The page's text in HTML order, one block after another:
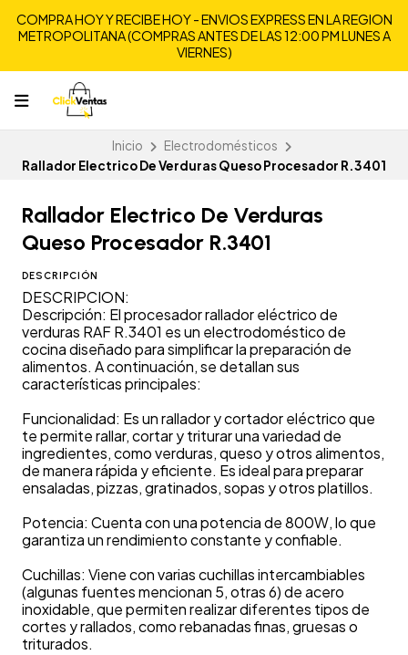
COMPRA HOY Y RECIBE HOY - ENVIOS EXPRESS EN LA REGION
METROPOLITANA (COMPRAS ANTES DE LAS 12:00 PM LUNES A
VIERNES)
Inicio
Electrodomésticos
Rallador Electrico De Verduras Queso Procesador R.3401
Rallador Electrico De Verduras
Queso Procesador R.3401
DESCRIPCIÓN
DESCRIPCION:
Descripción: El procesador rallador eléctrico de
verduras RAF R.3401 es un electrodoméstico de
cocina diseñado para simplificar la preparación de
alimentos. A continuación, se detallan sus
características principales:
Funcionalidad: Es un rallador y cortador eléctrico que
te permite rallar, cortar y triturar una variedad de
ingredientes, como verduras, queso y otros alimentos,
de manera rápida y eficiente. Es ideal para preparar
ensaladas, pizzas, gratinados, sopas y otros platillos.
Potencia: Cuenta con una potencia de 800W, lo que
garantiza un rendimiento constante y confiable.
Cuchillas: Viene con varias cuchillas intercambiables
(algunas fuentes mencionan 5, otras 6) de acero
inoxidable, que permiten realizar diferentes tipos de
cortes y rallados, como rebanadas finas, gruesas o
triturados.